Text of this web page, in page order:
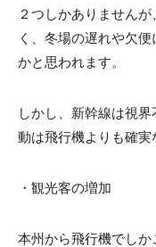
２つしかありません
く、冬場の遅れや欠
かと思われます。
しかし、新幹線は視
動は飛行機よりも確実
・観光客の増加
本州から飛行機でし